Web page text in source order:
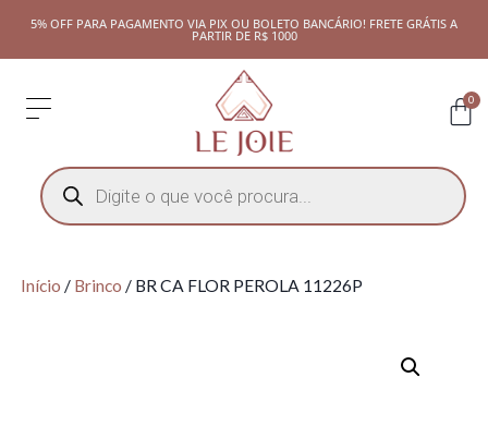
5% OFF PARA PAGAMENTO VIA PIX OU BOLETO BANCÁRIO! FRETE GRÁTIS A
PARTIR DE R$ 1000
0
Início / Brinco / BR CA FLOR PEROLA 11226P